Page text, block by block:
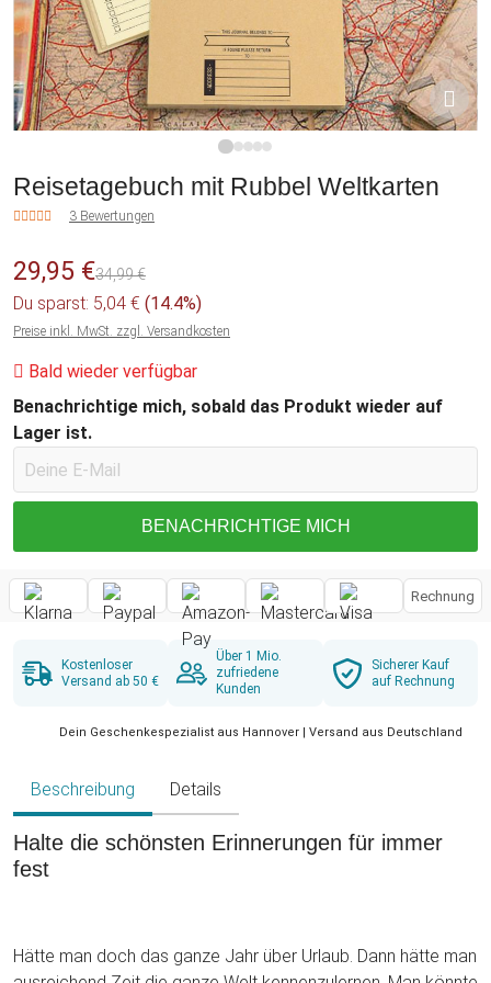
Reisetagebuch mit Rubbel Weltkarten
3 Bewertungen
29,95 €34,99 €
Du sparst: 5,04 € (14.4%)
Preise inkl. MwSt. zzgl. Versandkosten
Bald wieder verfügbar
Benachrichtige mich, sobald das Produkt wieder auf
Lager ist.
BENACHRICHTIGE MICH
Rechnung
Kostenloser
Versand ab 50 €
Über 1 Mio.
zufriedene
Kunden
Sicherer Kauf
auf Rechnung
Dein Geschenkespezialist aus Hannover | Versand aus Deutschland
Beschreibung Details
Halte die schönsten Erinnerungen für immer
fest
Hätte man doch das ganze Jahr über Urlaub. Dann hätte man